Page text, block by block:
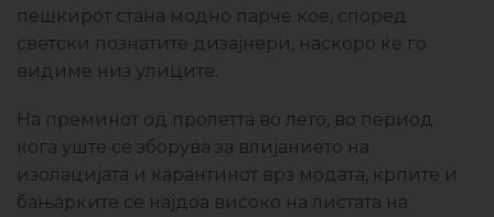
пешкирот стана модно парче кое, според
светски познатите дизајнери, наскоро ќе го
видиме низ улиците.
На преминот од пролетта во лето, во период
кога уште се зборува за влијанието на
изолацијата и карантинот врз модата, крпите и
бањарките се најдоа високо на листата на